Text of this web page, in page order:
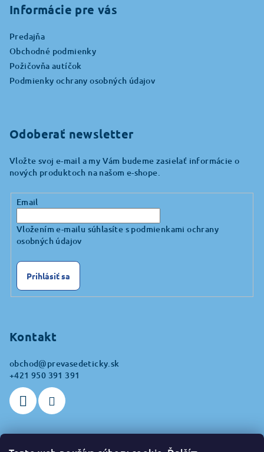
Informácie pre vás
Predajňa
Obchodné podmienky
Požičovňa autíčok
Podmienky ochrany osobných údajov
Odoberať newsletter
Vložte svoj e-mail a my Vám budeme zasielať informácie o
nových produktoch na našom e-shope.
Email
Vložením e-mailu súhlasíte s podmienkami ochrany
osobných údajov
Prihlásiť sa
Kontakt
obchod@prevasedeticky.sk
+421 950 391 391